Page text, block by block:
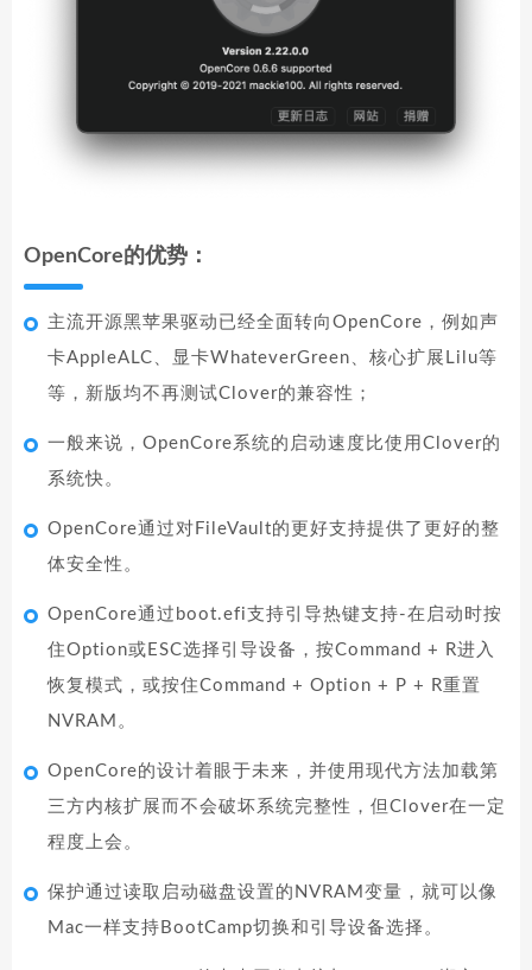
OpenCore的优势：
主流开源黑苹果驱动已经全面转向OpenCore，例如声
卡AppleALC、显卡WhateverGreen、核心扩展Lilu等
等，新版均不再测试Clover的兼容性；
一般来说，OpenCore系统的启动速度比使用Clover的
系统快。
OpenCore通过对FileVault的更好支持提供了更好的整
体安全性。
OpenCore通过boot.efi支持引导热键支持-在启动时按
住Option或ESC选择引导设备，按Command + R进入
恢复模式，或按住Command + Option + P + R重置
NVRAM。
OpenCore的设计着眼于未来，并使用现代方法加载第
三方内核扩展而不会破坏系统完整性，但Clover在一定
程度上会。
保护通过读取启动磁盘设置的NVRAM变量，就可以像
Mac一样支持BootCamp切换和引导设备选择。